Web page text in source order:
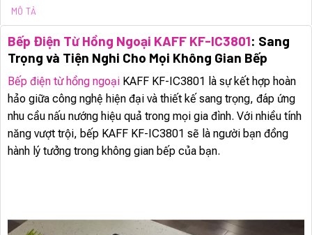
MÔ TẢ
Bếp Điện Từ Hồng Ngoại KAFF KF-IC3801: Sang
Trọng và Tiện Nghi Cho Mọi Không Gian Bếp
Bếp điện từ hồng ngoại KAFF KF-IC3801 là sự kết hợp hoàn
hảo giữa công nghệ hiện đại và thiết kế sang trọng, đáp ứng
nhu cầu nấu nướng hiệu quả trong mọi gia đình. Với nhiều tính
năng vượt trội, bếp KAFF KF-IC3801 sẽ là người bạn đồng
hành lý tưởng trong không gian bếp của bạn.